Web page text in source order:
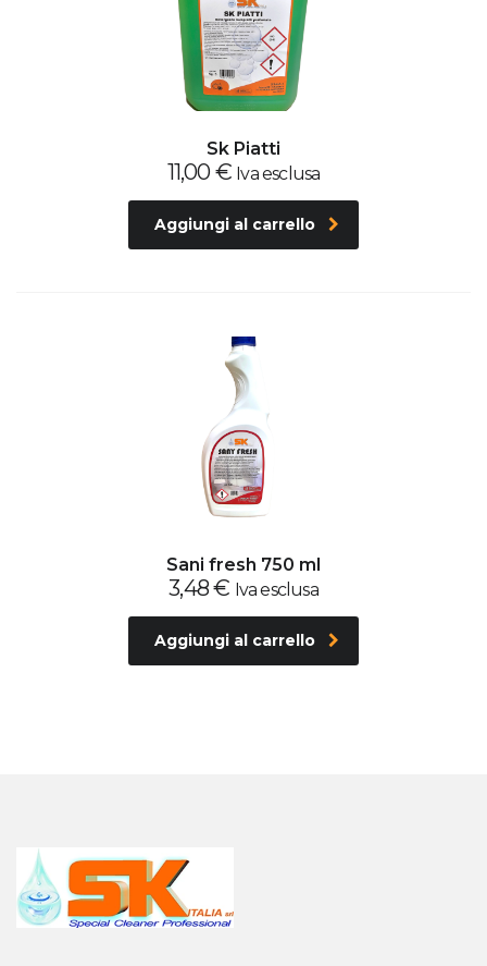
Sk Piatti
11,00 € Iva esclusa
Aggiungi al carrello
Sani fresh 750 ml
3,48€ Iva esclusa
Aggiungi al carrello